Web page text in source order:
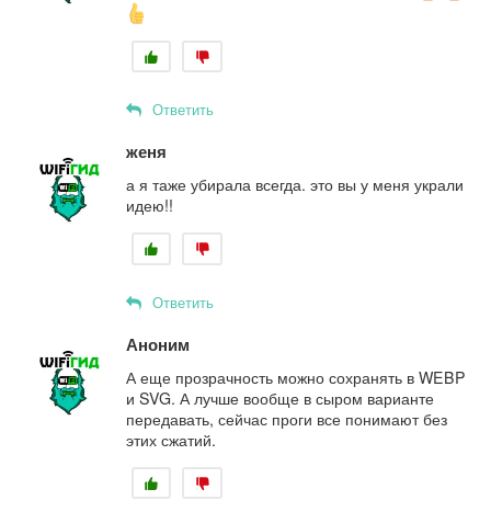
Ответить
женя
а я таже убирала всегда. это вы у меня украли
идею!!
Ответить
Аноним
А еще прозрачность можно сохранять в WEBP
и SVG. А лучше вообще в сыром варианте
передавать, сейчас проги все понимают без
этих сжатий.